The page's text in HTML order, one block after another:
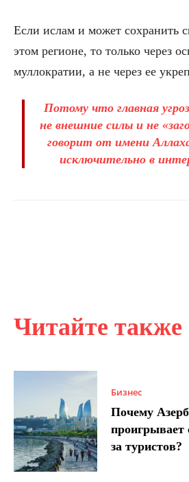
Читайте также
Бизнес
Почему
проигрывает
за туристов?
Если ислам и может сохранить
этом регионе, то только через
муллократии, а не через ее
Потому что главная
не внешние силы и не
говорит от имени
исключительно в